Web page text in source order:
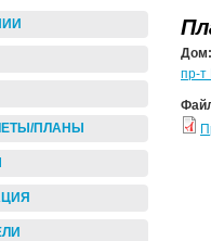
ПЛАНЫ
Дом:
пр-т